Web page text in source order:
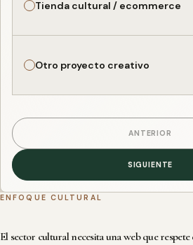
Tienda cultural / ecommerce
Otro proyecto creativo
ANTERIOR
SIGUIENTE
ENFOQUE CULTURAL
El sector cultural necesita una web que respete